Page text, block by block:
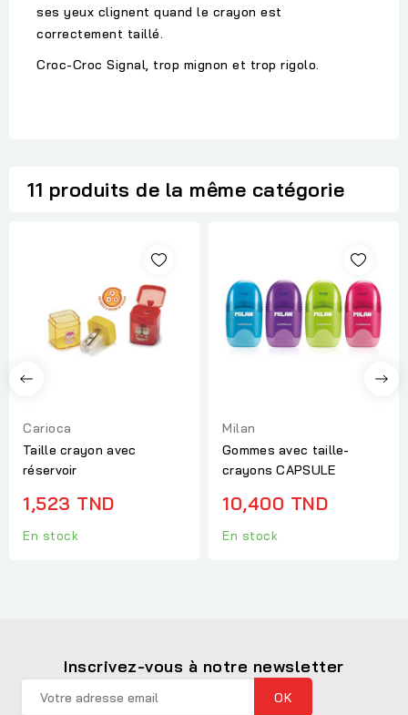
ses yeux clignent quand le crayon est
correctement taillé.
Croc-Croc Signal, trop mignon et trop rigolo.
11 produits de la même catégorie
Carioca
Taille crayon avec
réservoir
1,523 TND
En stock
Milan
Gommes avec taille-
crayons CAPSULE
10,400 TND
En stock
Inscrivez-vous à notre newsletter